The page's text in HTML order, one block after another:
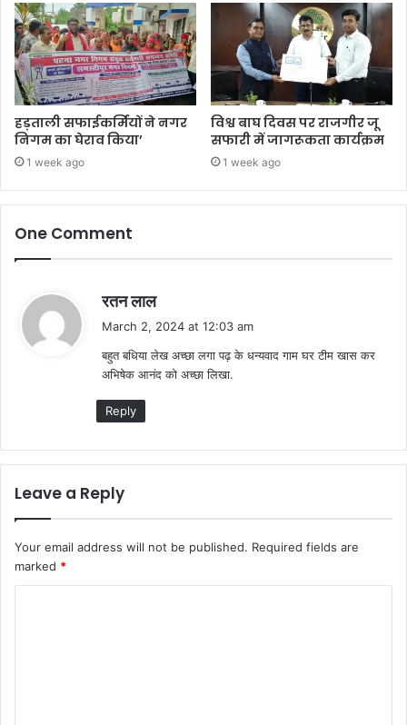
हड़ताली सफाईकर्मियों ने नगर
निगम का घेराव किया’
1 week ago
विश्व बाघ दिवस पर राजगीर जू
सफारी में जागरूकता कार्यक्रम
1 week ago
One Comment
रतन लालs
s
:
March 2, 2024 at 12:03 am
बहुत बधिया लेख अच्छा लगा पढ़ के धन्यवाद गाम घर टीम खास कर
अभिषेक आनंद को अच्छा लिखा.
Reply
Leave a Reply
Your email address will not be published. Required fields are
marked *